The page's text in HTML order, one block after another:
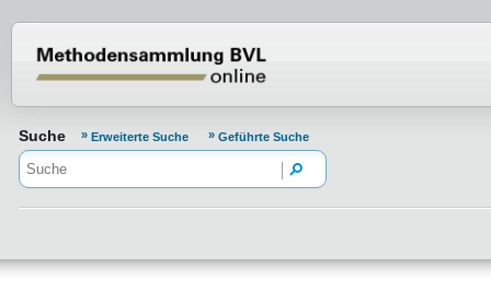
Suche Erweiterte Suche Geführte Suche